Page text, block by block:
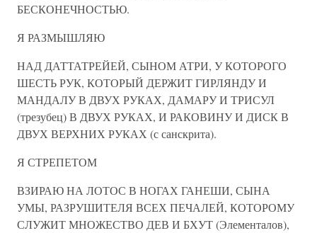
БЕСКОНЕЧНОСТЬЮ.
Я РАЗМЫШЛЯЮ
НАД ДАТТАТРЕЙЕЙ, СЫНОМ АТРИ, У КОТОРОГО
ШЕСТЬ РУК, КОТОРЫЙ ДЕРЖИТ ГИРЛЯНДУ И
МАНДАЛУ В ДВУХ РУКАХ, ДАМАРУ И ТРИСУЛ
(трезубец) В ДВУХ РУКАХ, И РАКОВИНУ И ДИСК В
ДВУХ ВЕРХНИХ РУКАХ (с санскрита).
Я СТРЕПЕТОМ
ВЗИРАЮ НА ЛОТОС В НОГАХ ГАНЕШИ, СЫНА
УМЫ, РАЗРУШИТЕЛЯ ВСЕХ ПЕЧАЛЕЙ, КОТОРОМУ
СЛУЖИТ МНОЖЕСТВО ДЕВ И БХУТ (Элементалов),